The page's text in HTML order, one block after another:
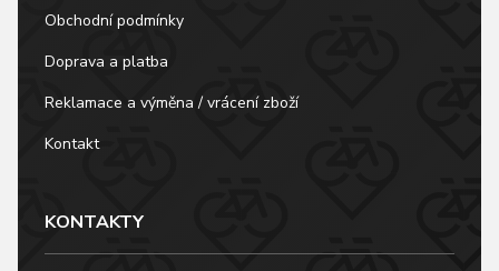
Obchodní podmínky
Doprava a platba
Reklamace a výměna / vrácení zboží
Kontakt
KONTAKTY